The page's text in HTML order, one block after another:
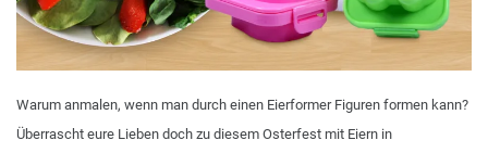
Warum anmalen, wenn man durch einen Eierformer Figuren formen kann?
Überrascht eure Lieben doch zu diesem Osterfest mit Eiern in